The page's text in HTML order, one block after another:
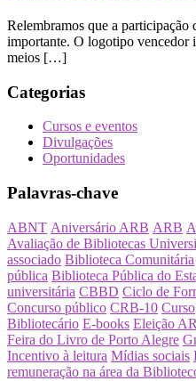
Relembramos que a
importante. O logotipo vencedor
meios […]
Categorias
Cursos e eventos
Divulgações
Oportunidades
Palavras-chave
ABNT Aniversário ARB ARB
Avaliação de Bibliotecas
associado Biblioteca Comunitária
pública Biblioteca Pública do
universitária CBBD Ciclo de
Concurso público CRB-10 Curso
Bibliotecário E-books Eleição
Feira do Livro de Porto Alegre
Incentivo à leitura Mídias sociais
remuneração na área da